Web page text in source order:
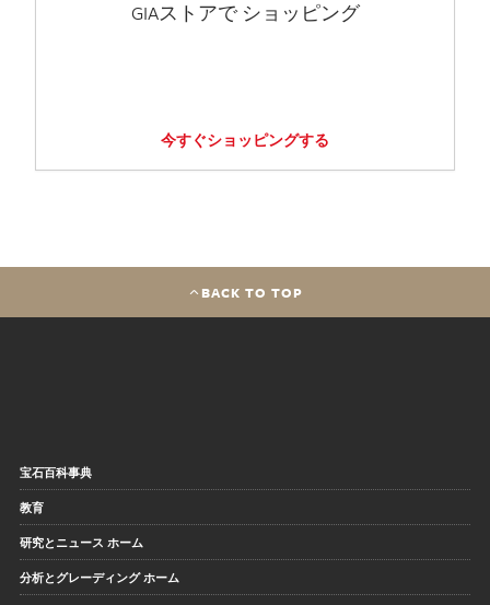
GIAストアで ショッピング
今すぐショッピングする
BACK TO TOP
宝石百科事典
教育
研究とニュース ホーム
分析とグレーディング ホーム